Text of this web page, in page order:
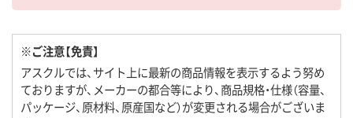
※ご注意【免責】
アスクルでは、サイト上に最新の商品情報を表示するよう努め
ておりますが、メーカーの都合等により、商品規格・仕様（容量、
パッケージ、原材料、原産国など）が変更される場合がございま